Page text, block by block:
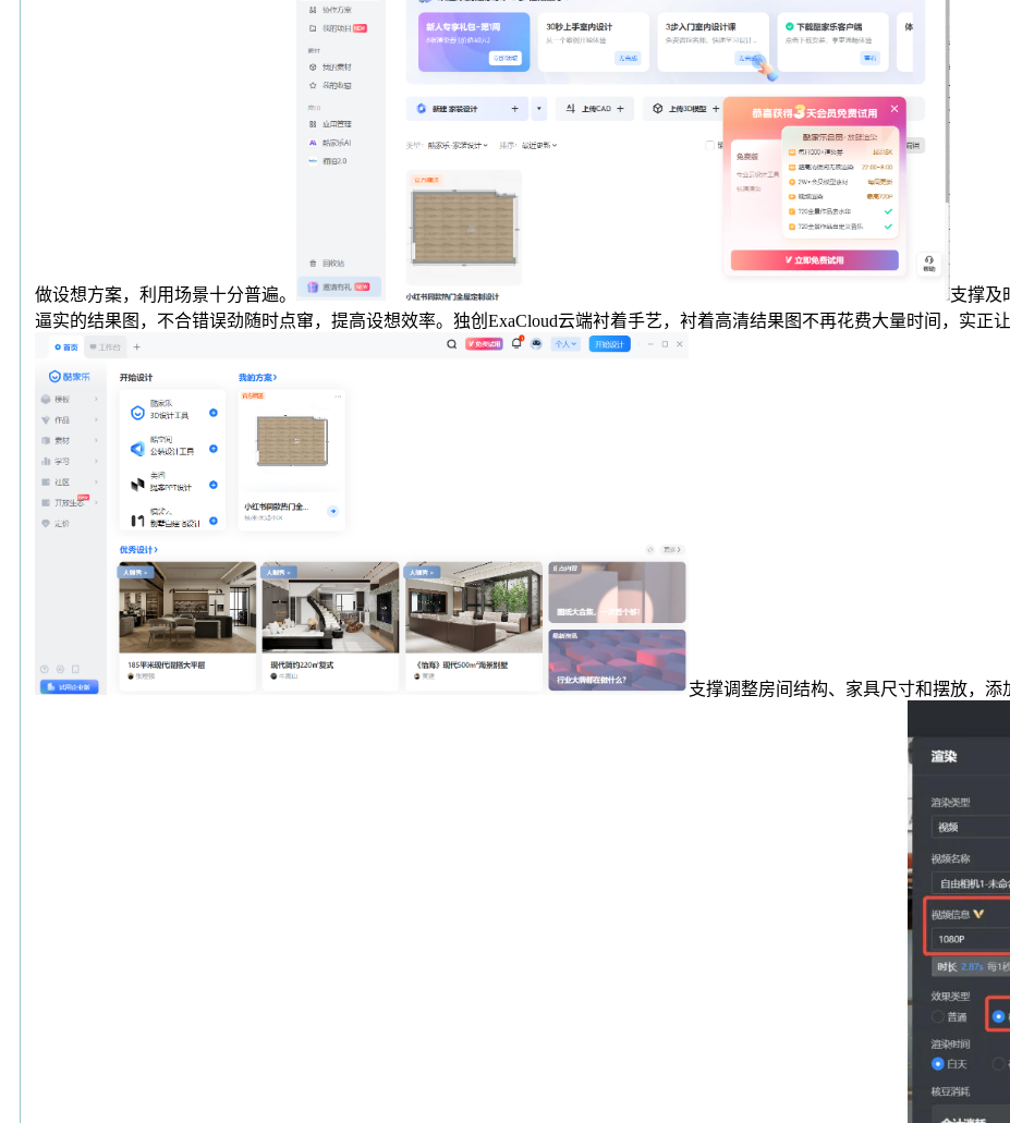
做设想方案，利用场景十分普遍。
支撑及
逼实的结果图，不合错误劲随时点窜，提高设想效率。独创ExaCloud云端衬着手艺，衬着高清结果图不再花费大量时间，实正
支撑调整房间结构、家具尺寸和摆放，